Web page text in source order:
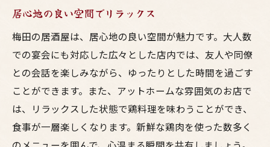
居心地の良い空間でリラックス
梅田の居酒屋は、居心地の良い空間が魅力です。大人数
での宴会にも対応した広々とした店内では、友人や同僚
との会話を楽しみながら、ゆったりとした時間を過ごす
ことができます。また、アットホームな雰囲気のお店で
は、リラックスした状態で鶏料理を味わうことができ、
食事が一層楽しくなります。新鮮な鶏肉を使った数多く